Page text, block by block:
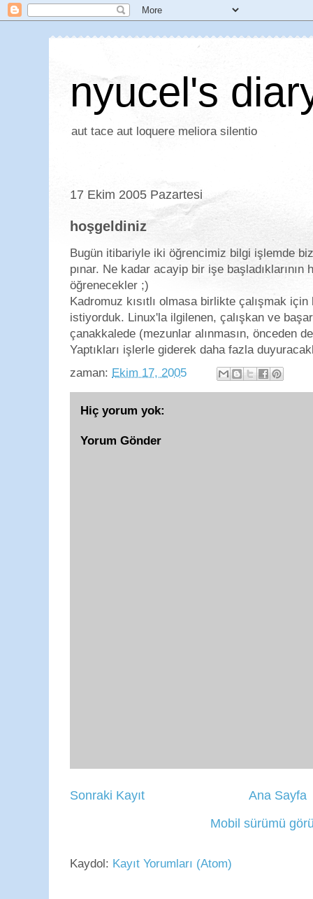
nyucel's
aut tace aut loquere meliora silentio
17 Ekim 2005 Pazartesi
hoşgeldiniz
Bugün itibariyle iki öğrencimiz bilgi işlemde
pınar. Ne kadar acayip bir işe başladıklarının
öğrenecekler ;)
Kadromuz kısıtlı olmasa birlikte çalışmak
istiyorduk. Linux'la ilgilenen, çalışkan ve
çanakkalede (mezunlar alınmasın, önceden
Yaptıkları işlerle giderek daha fazla
zaman: Ekim 17, 2005
Hiç yorum yok:
Yorum Gönder
Sonraki Kayıt
Ana Sayfa
Mobil sürümü
Kaydol: Kayıt Yorumları (Atom)